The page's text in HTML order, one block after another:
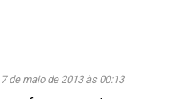
7 de maio de 2013 às 00:13